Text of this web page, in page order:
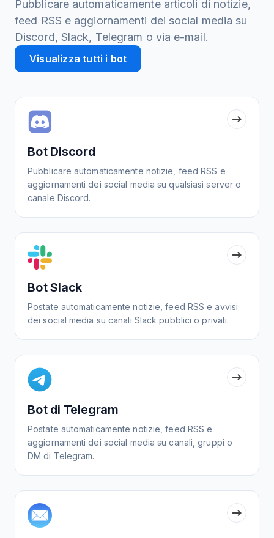
Pubblicare automaticamente articoli di notizie,
feed RSS e aggiornamenti dei social media su
Discord, Slack, Telegram o via e-mail.
Visualizza tutti i bot
Bot Discord
Pubblicare automaticamente notizie, feed RSS e
aggiornamenti dei social media su qualsiasi server o
canale Discord.
Bot Slack
Postate automaticamente notizie, feed RSS e avvisi
dei social media su canali Slack pubblici o privati.
Bot di Telegram
Postate automaticamente notizie, feed RSS e
aggiornamenti dei social media su canali, gruppi o
DM di Telegram.